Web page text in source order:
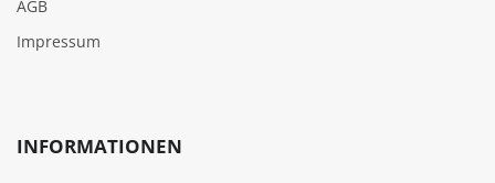
AGB
Impressum
INFORMATIONEN